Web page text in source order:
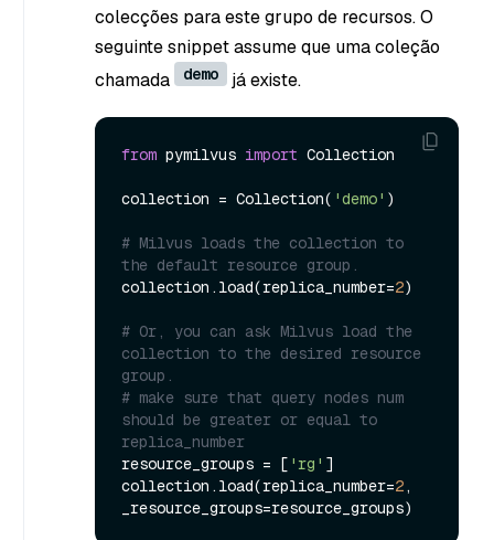
colecções para este grupo de recursos. O
seguinte snippet assume que uma coleção
chamada
demo já existe.
from pymilvus import Collection
collection = Collection( 'demo' )
# Milvus loads the collection to
the default resource group.
collection.load(replica_number=2)
# Or, you can ask Milvus load the
collection to the desired resource
group.
# make sure that query nodes num
should be greater or equal to
replica_number
resource_groups = [ 'rg' ]
collection.load(replica_number=2,